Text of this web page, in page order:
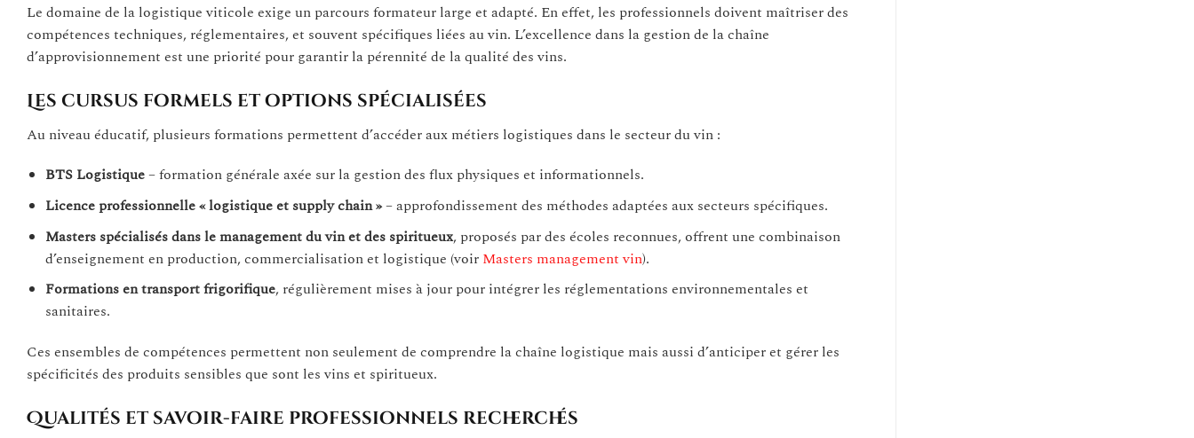
Le domaine de la logistique viticole exige un parcours formateur large et adapté. En effet, les professionnels doivent maîtriser des
compétences techniques, réglementaires, et souvent spécifiques liées au vin. L’excellence dans la gestion de la chaîne
d’approvisionnement est une priorité pour garantir la pérennité de la qualité des vins.
Les cursus formels et options spécialisées
Au niveau éducatif, plusieurs formations permettent d’accéder aux métiers logistiques dans le secteur du vin :
BTS Logistique– formation générale axée sur la gestion des flux physiques et informationnels.
Licence professionnelle « logistique et supply chain »– approfondissement des méthodes adaptées aux secteurs spécifiques.
Masters spécialisés dans le management du vin et des spiritueux, proposés par des écoles reconnues, offrent une combinaison
d’enseignement en production, commercialisation et logistique (voir Masters management vin).
Formations en transport frigorifique, régulièrement mises à jour pour intégrer les réglementations environnementales et
sanitaires.
Ces ensembles de compétences permettent non seulement de comprendre la chaîne logistique mais aussi d’anticiper et gérer les
spécificités des produits sensibles que sont les vins et spiritueux.
Qualités et savoir-faire professionnels recherchés